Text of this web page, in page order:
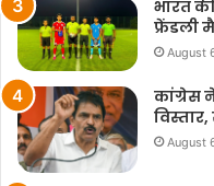
भारत
फ्रेंडली
August
कांग्रेस
August